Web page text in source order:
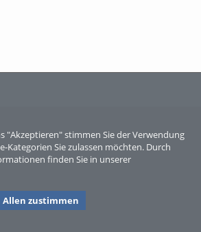
"Akzeptieren" stimmen Sie der Verwendung
Kategorien Sie zulassen möchten. Durch
finden Sie in unserer
Allen zustimmen
Sperber